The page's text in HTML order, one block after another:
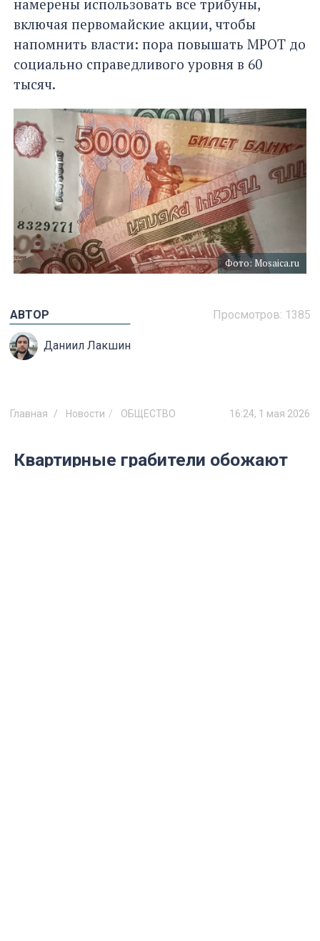
намерены использовать все трибуны,
включая первомайские акции, чтобы
напомнить власти: пора повышать МРОТ до
социально справедливого уровня в 60
тысяч.
Фото: Mosaica.ru
Просмотров: 1385
АВТОР
Даниил Лакшин
Главная Новости ОБЩЕСТВО 16:24, 1 мая 2026
Квартирные грабители обожают